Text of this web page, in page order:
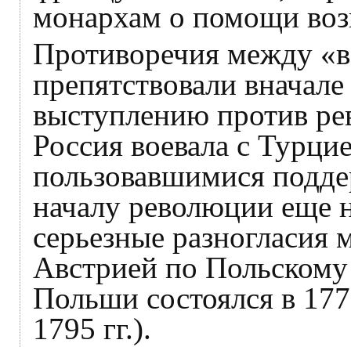
монархам о помощи
Противоречия между
препятствовали
выступлению против
Россия воевала с
пользовавшимися
началу революции еще
серьезные
Австрией по
Польши состоялся в
1795 гг.).